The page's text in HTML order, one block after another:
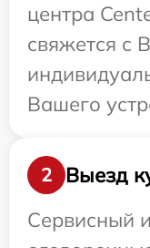
центра
свяжется с
Вашего
2
Выезд
Сервисный